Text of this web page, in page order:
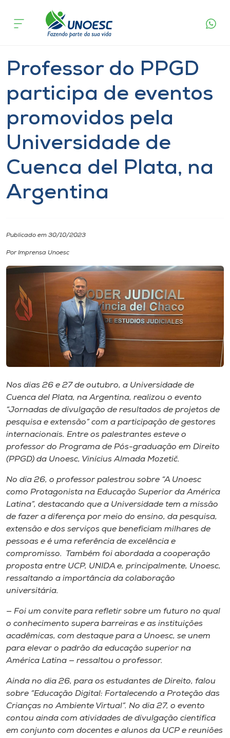
Cursos
Atendimento ao Estudante
Portal de Ensino
Unoesc
I.nova
Diplomados
Cultura
Editora
Rádio
Museu
Unoesc
Store
Selecione
o idioma
A+
A-
acontece
Plata, na Argentina
International
Professor do PPGD
participa de eventos
promovidos pela
Universidade de
Cuenca del Plata, na
Argentina
Publicado em 30/10/2023
Por Imprensa Unoesc
Nos dias 26 e 27 de outubro, a Universidade de
Cuenca del Plata, na Argentina, realizou o evento
“Jornadas de divulgação de resultados de projetos de
pesquisa e extensão” com a participação de gestores
internacionais. Entre os palestrantes esteve o
professor do Programa de Pós-graduação em Direito
(PPGD) da Unoesc, Vinícius Almada Mozetič.
No dia 26, o professor palestrou sobre “A Unoesc
como Protagonista na Educação Superior da América
Latina”, destacando que a Universidade tem a missão
de fazer a diferença por meio do ensino, da pesquisa,
extensão e dos serviços que beneficiam milhares de
pessoas e é uma referência de excelência e
compromisso. Também foi abordada a cooperação
proposta entre UCP, UNIDA e, principalmente, Unoesc,
ressaltando a importância da colaboração
universitária.
— Foi um convite para refletir sobre um futuro no qual
o conhecimento supera barreiras e as instituições
acadêmicas, com destaque para a Unoesc, se unem
para elevar o padrão da educação superior na
América Latina — ressaltou o professor.
Ainda no dia 26, para os estudantes de Direito, falou
sobre “Educação Digital: Fortalecendo a Proteção das
Crianças no Ambiente Virtual”. No dia 27, o evento
contou ainda com atividades de divulgação científica
em conjunto com docentes e alunos da UCP e reuniões